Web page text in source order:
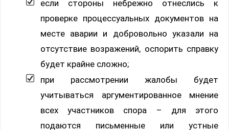
если стороны небрежно отнеслись к
проверке процессуальных документов на
месте аварии и добровольно указали на
отсутствие возражений, оспорить справку
будет крайне сложно;
при рассмотрении жалобы будет
учитываться аргументированное мнение
всех участников спора – для этого
подаются письменные или устные